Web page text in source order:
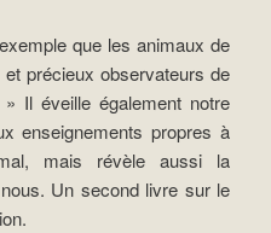
que les animaux de
précieux observateurs de
Il éveille également notre
enseignements propres à
mais révèle aussi la
Un second livre sur le